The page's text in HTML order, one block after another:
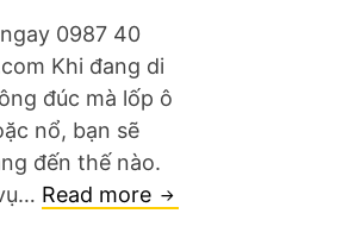
0987 40
Khi đang di
đúc mà lốp ô
nổ, bạn sẽ
đến thế nào.
Read more Vá